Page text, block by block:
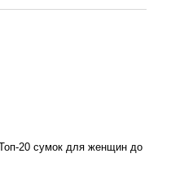
20 сумок для женщин до